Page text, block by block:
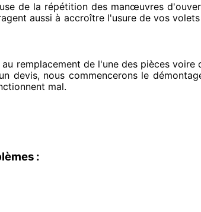
de la répétition des manœuvres
aussi à accroîtrel'usure de vos
au remplacement de l'une des pièces voire
un devis, nous commencerons le
mal.
: